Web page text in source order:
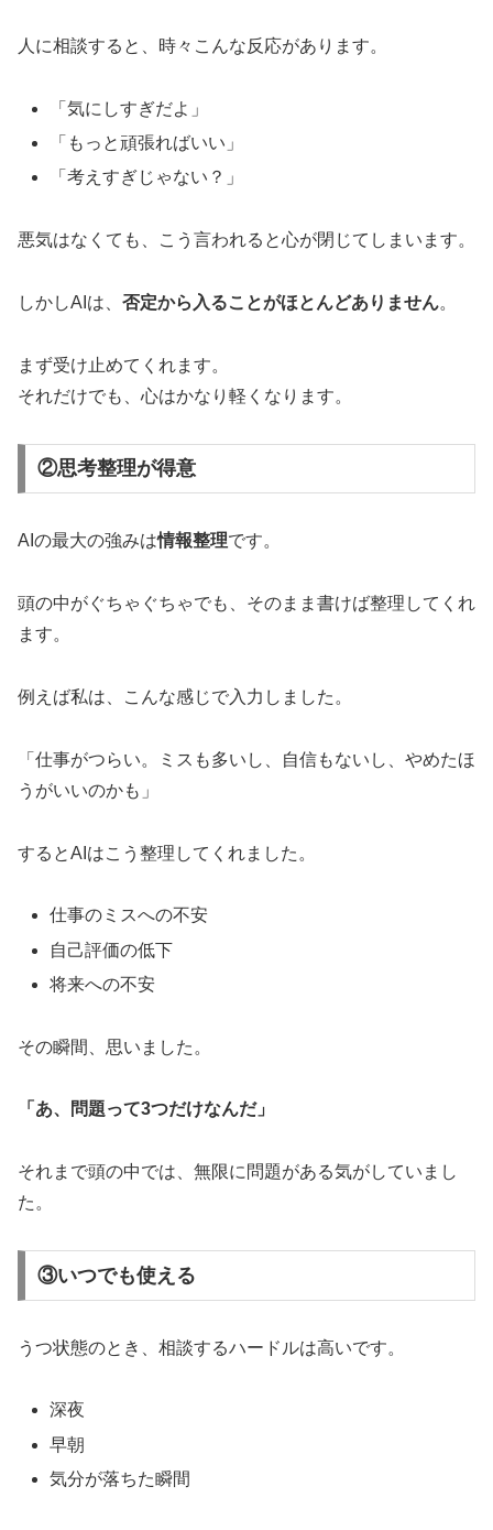
人に相談すると、時々こんな反応があります。
「気にしすぎだよ」
「もっと頑張ればいい」
「考えすぎじゃない？」
悪気はなくても、こう言われると心が閉じてしまいます。
しかしAIは、 否定から入ることがほとんどありません。
まず受け止めてくれます。
それだけでも、心はかなり軽くなります。
②思考整理が得意
AIの最大の強みは情報整理です。
頭の中がぐちゃぐちゃでも、そのまま書けば整理してくれ
ます。
例えば私は、こんな感じで入力しました。
「仕事がつらい。ミスも多いし、自信もないし、やめたほ
うがいいのかも」
するとAIはこう整理してくれました。
仕事のミスへの不安
自己評価の低下
将来への不安
その瞬間、思いました。
「あ、問題って3つだけなんだ」
それまで頭の中では、無限に問題がある気がしていまし
た。
③いつでも使える
うつ状態のとき、相談するハードルは高いです。
深夜
早朝
気分が落ちた瞬間